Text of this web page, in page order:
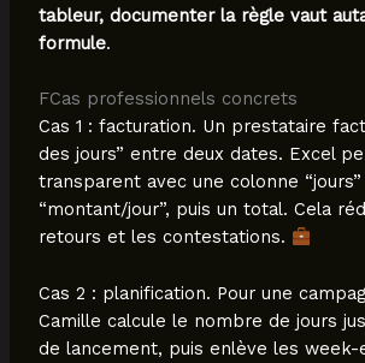
tableur, documenter la règle vaut
formule.
FCas professionnels concrets
Cas 1 : facturation. Un prestataire
des jours” entre deux dates. Excel
transparent avec une colonne
“montant/jour”, puis un total. Cela
retours et les contestations.
Cas 2 : planification. Pour une
Camille calcule le nombre de jours
de lancement, puis enlève les